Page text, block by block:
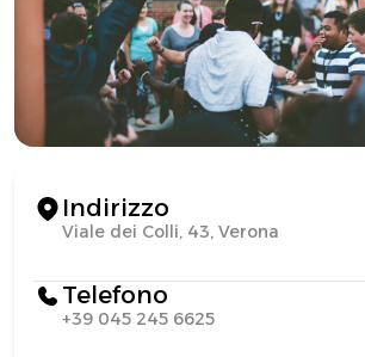
Indirizzo
Viale dei Colli, 43, Verona
Telefono
+39 045 245 6625